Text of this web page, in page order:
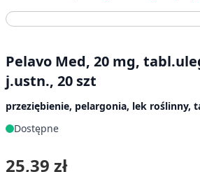
Pelavo Med, 20 mg,
j.ustn., 20 szt
przeziębienie, pelargonia, lek roślinny,
Dostępne
25,39 zł